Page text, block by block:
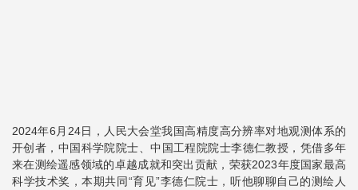
2024年6月24日，人民大会堂我国高精度高分辨率对地观测体系的
开创者，中国科学院院士、中国工程院院士李德仁教授，凭借多年
来在测绘遥感领域的卓越成就和突出贡献，荣获2023年度国家最高
科学技术奖，本期共同“育见”李德仁院士，听他聊聊自己的测绘人